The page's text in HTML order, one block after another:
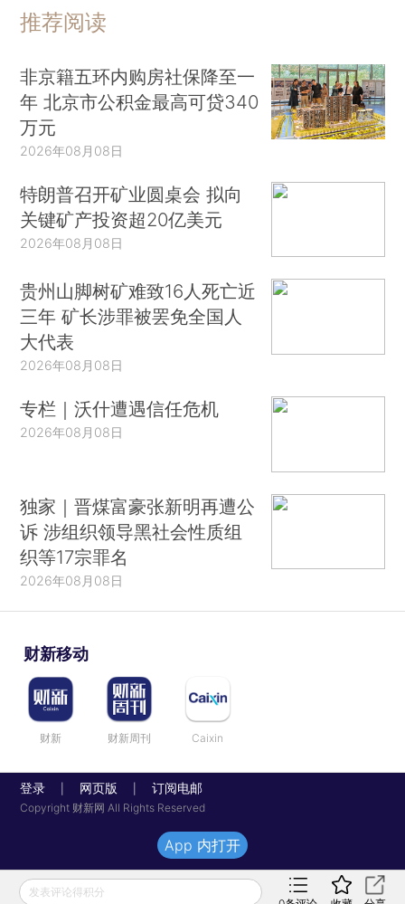
推荐阅读
非京籍五环内购房社保降至一
年 北京市公积金最高可贷340
万元
2026年08月08日
特朗普召开矿业圆桌会 拟向
关键矿产投资超20亿美元
2026年08月08日
贵州山脚树矿难致16人死亡近
三年 矿长涉罪被罢免全国人
大代表
2026年08月08日
专栏｜沃什遭遇信任危机
2026年08月08日
独家｜晋煤富豪张新明再遭公
诉 涉组织领导黑社会性质组
织等17宗罪名
2026年08月08日
财新移动
财新 财新周刊 Caixin
登录 网页版 订阅电邮
Copyright 财新网 All Rights Reserved
发表评论得积分
App 内打开